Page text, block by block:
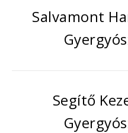
Salvamont
Segítő